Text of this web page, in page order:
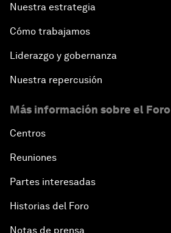
Nuestra estrategia
Cómo trabajamos
Liderazgo y gobernanza
Nuestra repercusión
Más información sobre el Foro
Centros
Reuniones
Partes interesadas
Historias del Foro
Notas de prensa